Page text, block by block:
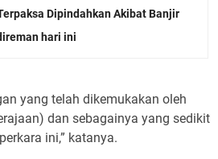
Dipindahkan Akibat Banjir
hari ini
yang telah dikemukakan oleh
dan sebagainya yang sedikit
ini,” katanya.